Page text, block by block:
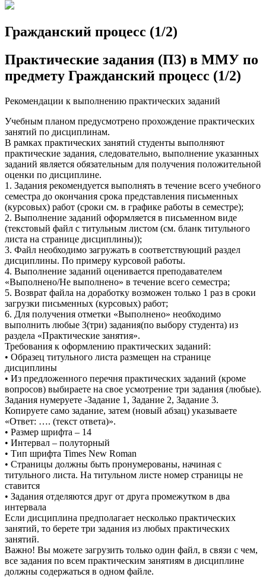
Гражданский процесс (1/2)
Практические задания (ПЗ) в ММУ по
предмету Гражданский процесс (1/2)
Рекомендации к выполнению практических заданий
Учебным планом предусмотрено прохождение практических
занятий по дисциплинам.
В рамках практических занятий студенты выполняют
практические задания, следовательно, выполнение указанных
заданий является обязательным для получения положительной
оценки по дисциплине.
1. Задания рекомендуется выполнять в течение всего учебного
семестра до окончания срока представления письменных
(курсовых) работ (сроки см. в графике работы в семестре);
2. Выполнение заданий оформляется в письменном виде
(текстовый файл с титульным листом (см. бланк титульного
листа на странице дисциплины));
3. Файл необходимо загружать в соответствующий раздел
дисциплины. По примеру курсовой работы.
4. Выполнение заданий оценивается преподавателем
«Выполнено/Не выполнено» в течение всего семестра;
5. Возврат файла на доработку возможен только 1 раз в сроки
загрузки письменных (курсовых) работ;
6. Для получения отметки «Выполнено» необходимо
выполнить любые 3(три) задания(по выбору студента) из
раздела «Практические занятия».
Требования к оформлению практических заданий:
• Образец титульного листа размещен на странице
дисциплины
• Из предложенного перечня практических заданий (кроме
вопросов) выбираете на свое усмотрение три задания (любые).
Задания нумеруете -Задание 1, Задание 2, Задание 3.
Копируете само задание, затем (новый абзац) указываете
«Ответ: …. (текст ответа)».
• Размер шрифта – 14
• Интервал – полуторный
• Тип шрифта Times New Roman
• Страницы должны быть пронумерованы, начиная с
титульного листа. На титульном листе номер страницы не
ставится
• Задания отделяются друг от друга промежутком в два
интервала
Если дисциплина предполагает несколько практических
занятий, то берете три задания из любых практических
занятий.
Важно! Вы можете загрузить только один файл, в связи с чем,
все задания по всем практическим занятиям в дисциплине
должны содержаться в одном файле.